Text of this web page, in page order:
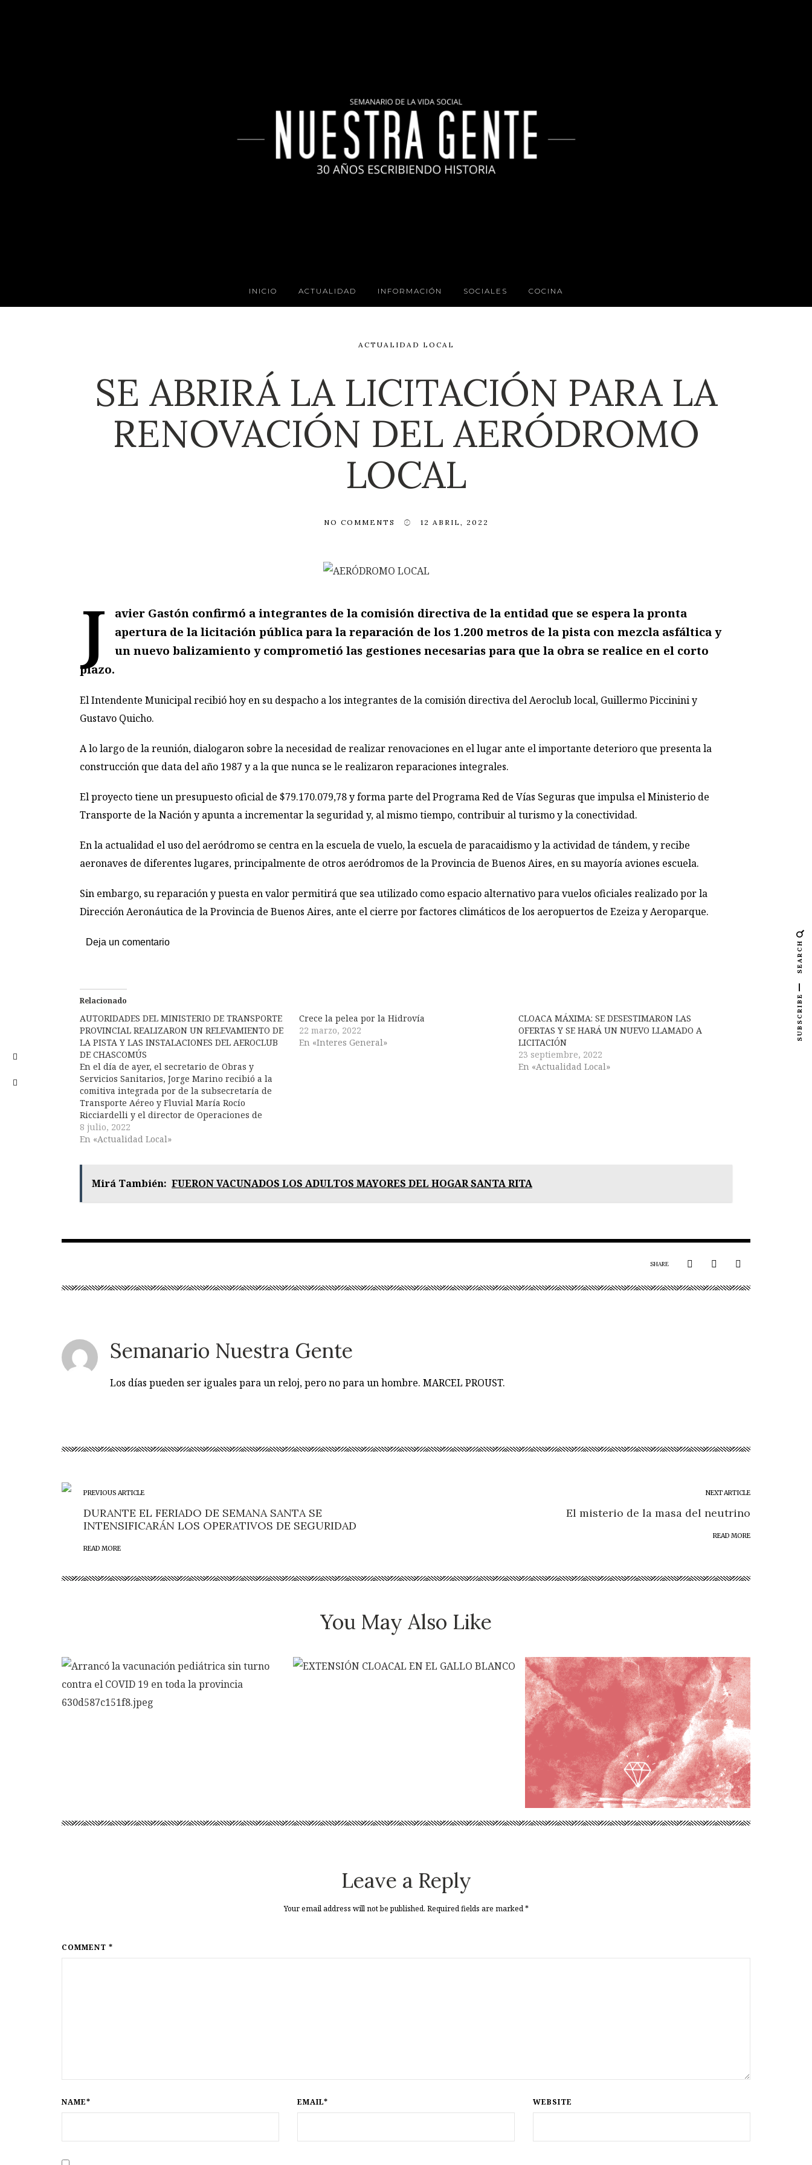
INICIO ACTUALIDAD INFORMACIÓN SOCIALES COCINA
ACTUALIDAD LOCAL
SE ABRIRÁ LA LICITACIÓN PARA LA
RENOVACIÓN DEL AERÓDROMO
LOCAL
NO COMMENTS 12 ABRIL, 2022
J
avier Gastón confirmó a integrantes de la comisión directiva de la entidad que se espera la pronta
apertura de la licitación pública para la reparación de los 1.200 metros de la pista con mezcla asfáltica y
un nuevo balizamiento y comprometió las gestiones necesarias para que la obra se realice en el corto
plazo.
El Intendente Municipal recibió hoy en su despacho a los integrantes de la comisión directiva del Aeroclub local, Guillermo Piccinini y
Gustavo Quicho.
A lo largo de la reunión, dialogaron sobre la necesidad de realizar renovaciones en el lugar ante el importante deterioro que presenta la
construcción que data del año 1987 y a la que nunca se le realizaron reparaciones integrales.
El proyecto tiene un presupuesto oficial de $79.170.079,78 y forma parte del Programa Red de Vías Seguras que impulsa el Ministerio de
Transporte de la Nación y apunta a incrementar la seguridad y, al mismo tiempo, contribuir al turismo y la conectividad.
En la actualidad el uso del aeródromo se centra en la escuela de vuelo, la escuela de paracaidismo y la actividad de tándem, y recibe
aeronaves de diferentes lugares, principalmente de otros aeródromos de la Provincia de Buenos Aires, en su mayoría aviones escuela.
Sin embargo, su reparación y puesta en valor permitirá que sea utilizado como espacio alternativo para vuelos oficiales realizado por la
Dirección Aeronáutica de la Provincia de Buenos Aires, ante el cierre por factores climáticos de los aeropuertos de Ezeiza y Aeroparque.
Deja un comentario
Relacionado
AUTORIDADES DEL MINISTERIO DE TRANSPORTE
PROVINCIAL REALIZARON UN RELEVAMIENTO DE
LA PISTA Y LAS INSTALACIONES DEL AEROCLUB
DE CHASCOMÚS
En el día de ayer, el secretario de Obras y
Servicios Sanitarios, Jorge Marino recibió a la
comitiva integrada por de la subsecretaría de
Transporte Aéreo y Fluvial María Rocío
Ricciardelli y el director de Operaciones de
Transporte Aéreo Nicolás Pardi en el Aeroclub
de Chascomús. Durante la visita, las…
8 julio, 2022
En «Actualidad Local»
Crece la pelea por la Hidrovía
22 marzo, 2022
En «Interes General»
CLOACA MÁXIMA: SE DESESTIMARON LAS
OFERTAS Y SE HARÁ UN NUEVO LLAMADO A
LICITACIÓN
23 septiembre, 2022
En «Actualidad Local»
Mirá También: FUERON VACUNADOS LOS ADULTOS MAYORES DEL HOGAR SANTA RITA
SHARE
Semanario Nuestra Gente
Los días pueden ser iguales para un reloj, pero no para un hombre. MARCEL PROUST.
PREVIOUS ARTICLE
DURANTE EL FERIADO DE SEMANA SANTA SE
INTENSIFICARÁN LOS OPERATIVOS DE SEGURIDAD
READ MORE
NEXT ARTICLE
El misterio de la masa del neutrino
READ MORE
You May Also Like
Leave a Reply
Your email address will not be published. Required fields are marked*
COMMENT *
NAME* EMAIL* WEBSITE
SEARCH
SUBSCRIBE